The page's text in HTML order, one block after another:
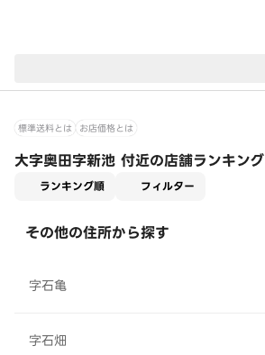
標準送料とは お店価格とは
大字奥田字新池 付近の店舗ランキング
ランキング順 フィルター
その他の住所から探す
字石亀
字石畑